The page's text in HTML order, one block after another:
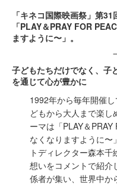
「キネコ国際映画祭」第
「PLAY＆PRAY FOR
ますように〜」。
⼦どもたちだけでなく、⼦
を通じて⼼が豊かに
1992年から毎年開催
どもから⼤⼈まで楽
ーマは「PLAY＆
なくなりますように〜
トディレクター森本
想いをコメントで紹介
係者が集い、世界中か